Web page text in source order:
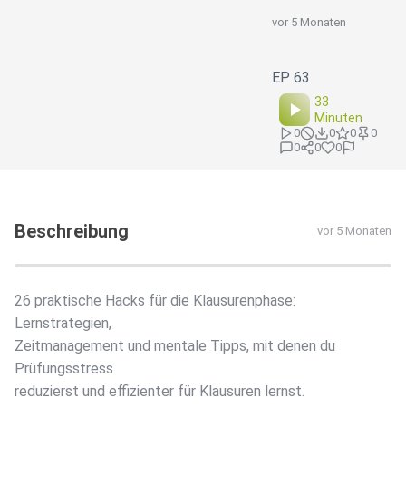
vor 5 Monaten
EP 63
33
Minuten
0 0 0
0
0
0 0
Beschreibung vor 5 Monaten
26 praktische Hacks für die Klausurenphase:
Lernstrategien,
Zeitmanagement und mentale Tipps, mit denen du
Prüfungsstress
reduzierst und effizienter für Klausuren lernst.